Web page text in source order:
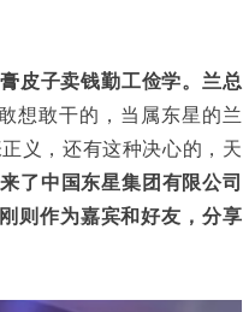
皮子卖钱勤工俭学。 兰总
想敢干的，当属东星的兰
义，还有这种决心的，天
了中国东星集团有限公司
则作为嘉宾和好友，分享